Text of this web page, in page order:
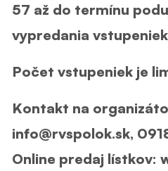
57 až do termínu
vypredania
Počet vstupeniek je
Kontakt na
info@rvspolok.sk,
Online predaj lístkov: